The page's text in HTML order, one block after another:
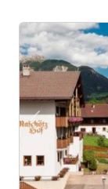
Previous